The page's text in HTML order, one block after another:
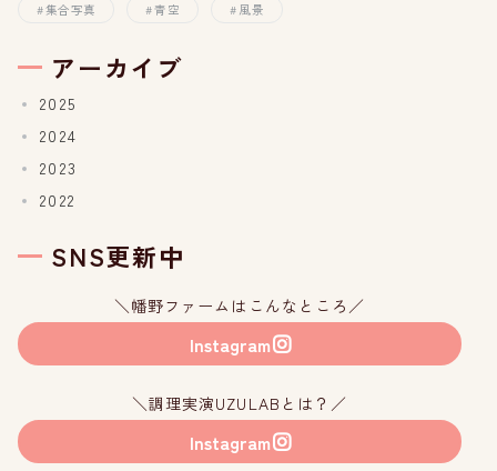
集合写真 青空 風景
アーカイブ
2025
2024
2023
2022
SNS更新中
＼幡野ファームはこんなところ／
Instagram
＼調理実演UZULABとは？／
Instagram